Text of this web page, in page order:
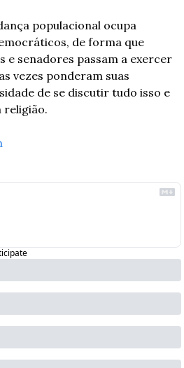
populacional ocupa
de forma que
e senadores passam a exercer
vezes ponderam suas
de se discutir tudo isso e
religião.